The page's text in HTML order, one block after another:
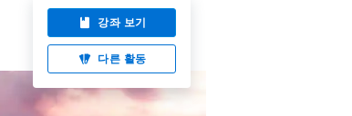
강좌 보기
다른 활동